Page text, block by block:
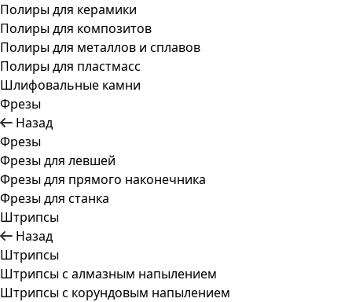
Полиры для керамики
Полиры для композитов
Полиры для металлов и сплавов
Полиры для пластмасс
Шлифовальные камни
Фрезы
Назад
Фрезы
Фрезы для левшей
Фрезы для прямого наконечника
Фрезы для станка
Штрипсы
Назад
Штрипсы
Штрипсы c алмазным напылением
Штрипсы c корундовым напылением